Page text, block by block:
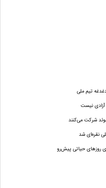
تیم ملی
آزادی نیست
شرکت می‌کنند
نقره‌ای شد
روزهای حیاتی پیش‌رو